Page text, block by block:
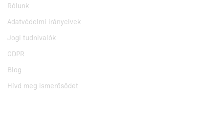
Rólunk
Adatvédelmi irányelvek
Jogi tudnivalók
GDPR
Blog
Hívd meg ismerősödet